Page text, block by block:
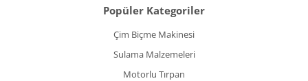
Popüler Kategoriler
Çim Biçme Makinesi
Sulama Malzemeleri
Motorlu Tırpan